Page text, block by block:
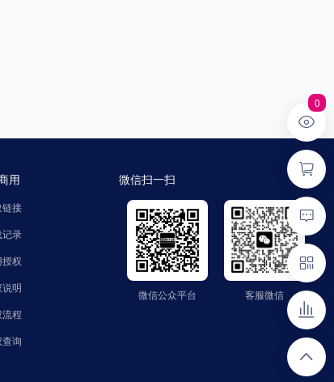
用
链接
记录
权
明
程
询
微信扫一扫
微信公众平台 客服微信
0
微信公众平台
公众号：zhaozinet
客服微信
微信号：FindText